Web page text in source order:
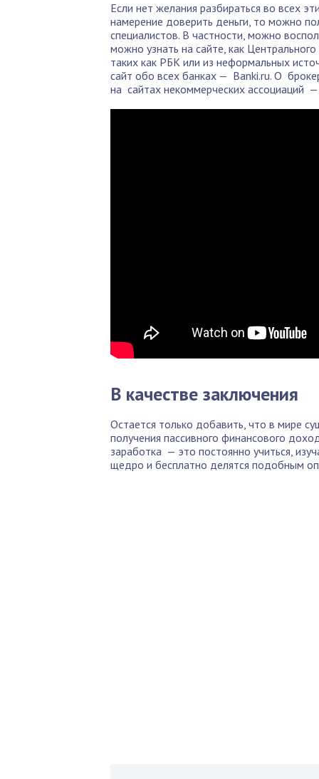
Если нет желания разбираться во всех
намерение доверить деньги, то можно
специалистов. В частности, можно
можно узнать на сайте, как
таких как РБК или из неформальных
сайт обо всех банках — Banki.ru. О
на сайтах некоммерческих
В качестве заключения
Остается только добавить, что в мире
получения пассивного финансового
заработка — это постоянно учиться,
щедро и бесплатно делятся подобным